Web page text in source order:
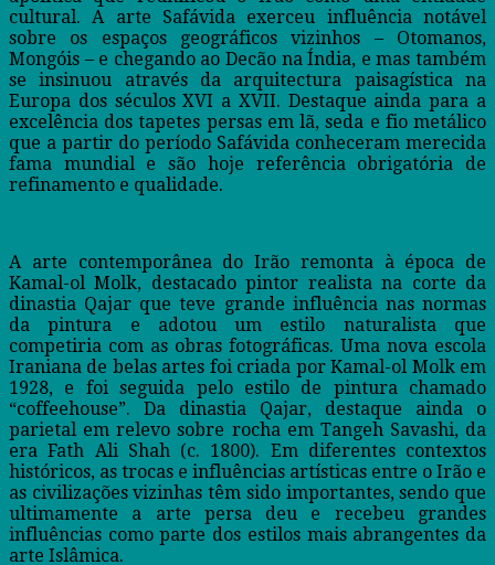
cultural. A arte Safávida exerceu influência notável
sobre os espaços geográficos vizinhos – Otomanos,
Mongóis – e chegando ao Decão na Índia, e mas também
se insinuou através da arquitectura paisagística na
Europa dos séculos XVI a XVII. Destaque ainda para a
excelência dos tapetes persas em lã, seda e fio metálico
que a partir do período Safávida conheceram merecida
fama mundial e são hoje referência obrigatória de
refinamento e qualidade.
A arte contemporânea do Irão remonta à época de
Kamal-ol Molk, destacado pintor realista na corte da
dinastia Qajar que teve grande influência nas normas
da pintura e adotou um estilo naturalista que
competiria com as obras fotográficas. Uma nova escola
Iraniana de belas artes foi criada por Kamal-ol Molk em
1928, e foi seguida pelo estilo de pintura chamado
“coffeehouse”. Da dinastia Qajar, destaque ainda o
parietal em relevo sobre rocha em Tangeh Savashi, da
era Fath Ali Shah (c. 1800). Em diferentes contextos
históricos, as trocas e influências artísticas entre o Irão e
as civilizações vizinhas têm sido importantes, sendo que
ultimamente a arte persa deu e recebeu grandes
influências como parte dos estilos mais abrangentes da
arte Islâmica.